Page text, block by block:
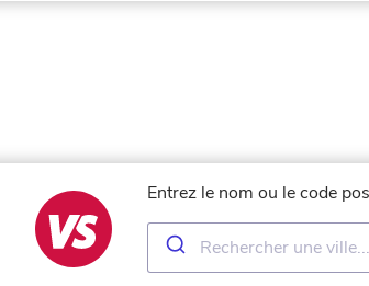
Entrez le nom ou le code